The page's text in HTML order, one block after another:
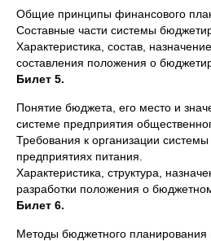
Общие принципы финансового
Составные части системы
Характеристика, состав,
составления положения о
Билет 5.
Понятие бюджета, его место и
системе предприятия
Требования к организации
предприятиях питания.
Характеристика, структура,
разработки положения о
Билет 6.
Методы бюджетного планирования